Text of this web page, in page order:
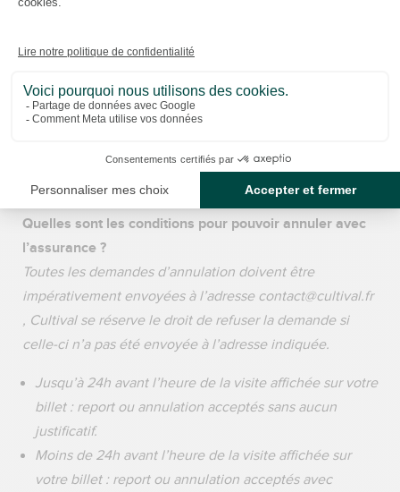
consommée ne donne lieu à aucun remboursement ni à
un report. Tout retard ou non présentation est considéré
remboursement total ou partiel.
Quelles sont les conditions pour pouvoir annuler avec
l’assurance ?
Toutes les demandes d’annulation doivent être
impérativement envoyées à l’adresse contact@cultival.fr
, Cultival se réserve le droit de refuser la demande si
celle-ci n’a pas été envoyée à l’adresse indiquée.
Jusqu’à 24h avant l’heure de la visite affichée sur votre
billet : report ou annulation acceptés sans aucun
justificatif.
Moins de 24h avant l’heure de la visite affichée sur
votre billet : report ou annulation acceptés avec